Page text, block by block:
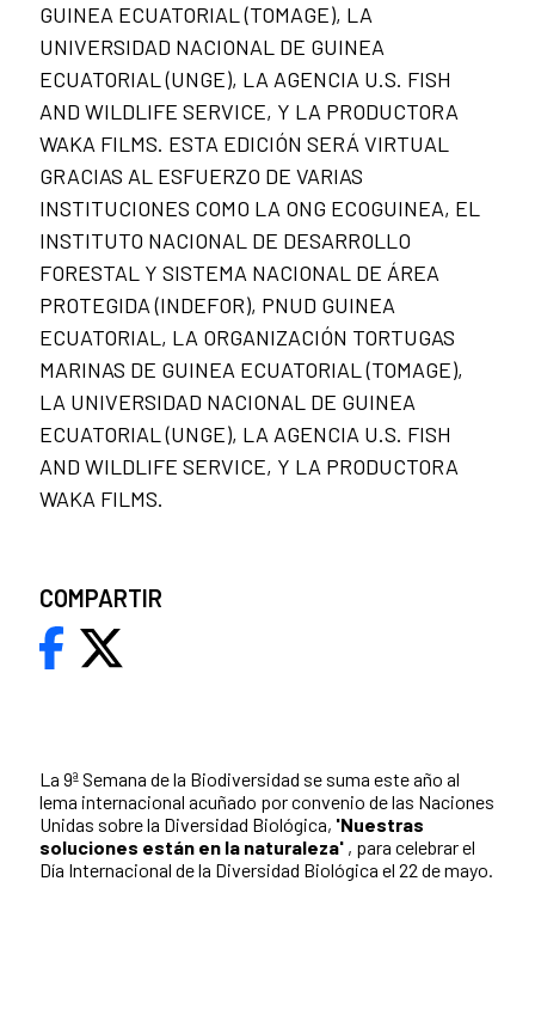
La 9ª Semana de la Biodiversidad se suma este año al
lema internacional acuñado por convenio de las Naciones
Unidas sobre la Diversidad Biológica, 'Nuestras
soluciones están en la naturaleza' , para celebrar el
Día Internacional de la Diversidad Biológica el 22 de mayo.
GUINEA ECUATORIAL (TOMAGE), LA
UNIVERSIDAD NACIONAL DE GUINEA
ECUATORIAL (UNGE), LA AGENCIA U.S. FISH
AND WILDLIFE SERVICE, Y LA PRODUCTORA
WAKA FILMS. ESTA EDICIÓN SERÁ VIRTUAL
GRACIAS AL ESFUERZO DE VARIAS
INSTITUCIONES COMO LA ONG ECOGUINEA, EL
INSTITUTO NACIONAL DE DESARROLLO
FORESTAL Y SISTEMA NACIONAL DE ÁREA
PROTEGIDA (INDEFOR), PNUD GUINEA
ECUATORIAL, LA ORGANIZACIÓN TORTUGAS
MARINAS DE GUINEA ECUATORIAL (TOMAGE),
LA UNIVERSIDAD NACIONAL DE GUINEA
ECUATORIAL (UNGE), LA AGENCIA U.S. FISH
AND WILDLIFE SERVICE, Y LA PRODUCTORA
WAKA FILMS.
COMPARTIR